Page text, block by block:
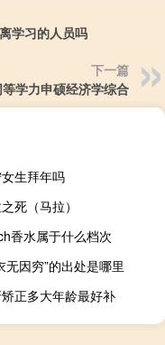
学习的人员吗
下一篇
等学力申硕经济学综合
生拜年吗
死（马拉）
香水属于什么档次
无因穷”的出处是哪里
正多大年龄最好补